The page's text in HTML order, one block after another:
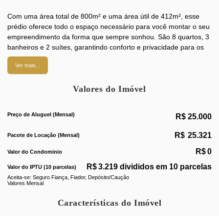
Com uma área total de 800m² e uma área útil de 412m², esse
prédio oferece todo o espaço necessário para você montar o seu
empreendimento da forma que sempre sonhou. São 8 quartos, 3
banheiros e 2 suítes, garantindo conforto e privacidade para os
seus funcionários.
comodidade para os seus clientes e colaboradores. As 2 salas
diferenciais que tornam esse prédio ainda mais completo. O
chuveiro a gás garante água quente em todos os banheiros,
Com energia e esgoto já instalados, você não precisa se
econômica e sustentável para o seu negócio. E para garantir a
Ver mais...
Valores do Imóvel
R$ 25.000
Preço de Aluguel (Mensal)
Valores Mensal
Aceita-se: Seguro Fiança, Fiador, Depósito/Caução
Valor do IPTU (10 parcelas) R$3.219 divididos em 10 parcelas
Valor do Condominio R$0
R$ 25.321
Pacote de Locação (Mensal)
Características do Imóvel